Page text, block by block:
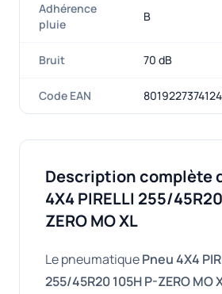
Adhérence
pluie
B
Bruit 70 dB
Code EAN 8019227374124
Description complète
4X4 PIRELLI 255/
ZERO MO XL
Le pneumatiquePneu 4X4
255/45R20 105H P-ZERO MO